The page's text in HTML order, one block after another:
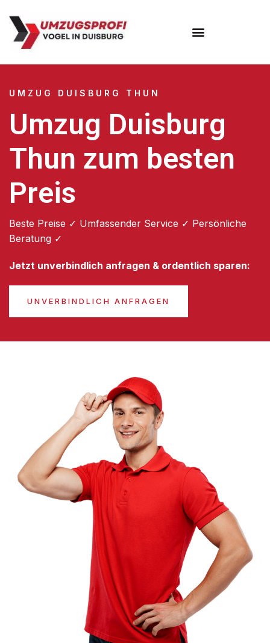
UMZUG DUISBURG THUN
Umzug Duisburg
Thun zum besten
Preis
Beste Preise ✓ Umfassender Service ✓ Persönliche
Beratung ✓
Jetzt unverbindlich anfragen & ordentlich sparen:
UNVERBINDLICH ANFRAGEN